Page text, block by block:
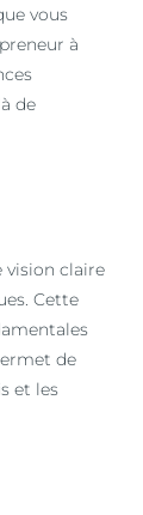
vous
à
de
vision claire
Cette
de
et les